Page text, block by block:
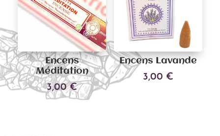
Encens
Méditation
3,00€
Encens Lavande
3,00 €